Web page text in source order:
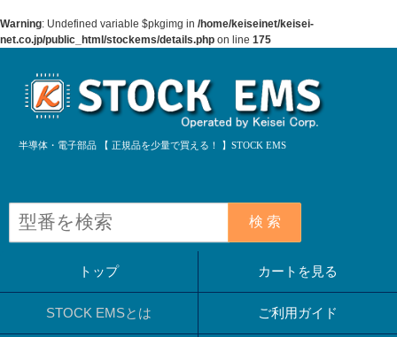
Warning: Undefined variable $pkgimg in /home/keiseinet/keisei-
net.co.jp/public_html/stockems/details.php on line 175
半導体・電子部品 【 正規品を少量で買える！ 】STOCK EMS
検 索
トップ カートを見る
STOCK EMSとは ご利用ガイド